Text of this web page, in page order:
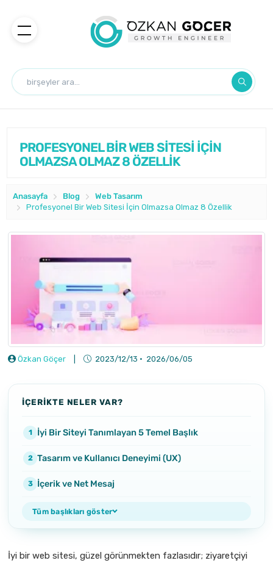
PROFESYONEL BİR WEB SİTESİ İÇİN
OLMAZSA OLMAZ 8 ÖZELLİK
Anasayfa Blog
Web Tasarım
Profesyonel Bir Web Sitesi İçin Olmazsa Olmaz 8 Özellik
Özkan Göçer 2023/12/13 · 2026/06/05
İÇERİKTE NELER VAR?
İyi Bir Siteyi Tanımlayan 5 Temel Başlık
Tasarım ve Kullanıcı Deneyimi (UX)
İçerik ve Net Mesaj
Tüm başlıkları göster
İyi bir web sitesi, güzel görünmekten fazlasıdır; ziyaretçiyi